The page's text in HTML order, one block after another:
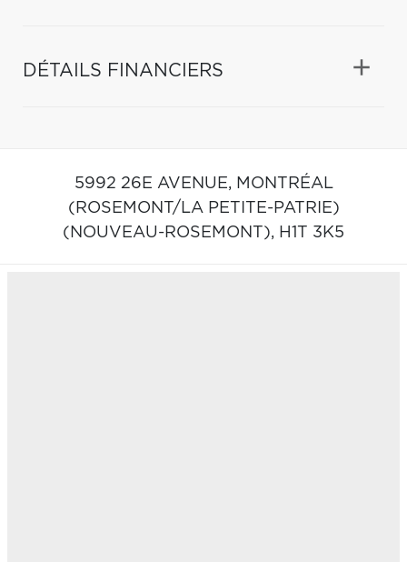
DÉTAILS FINANCIERS
5992 26E AVENUE, MONTRÉAL
(ROSEMONT/LA PETITE-PATRIE)
(NOUVEAU-ROSEMONT), H1T 3K5